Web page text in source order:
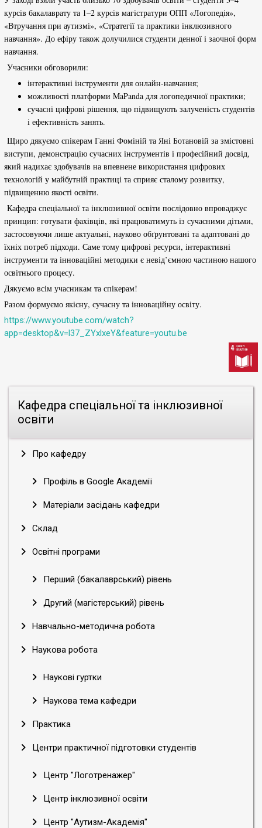
Кафедра спеціальної та інклюзивної
освіти
Про кафедру
Профіль в Google Академії
Матеріали засідань кафедри
Склад
Освітні програми
Перший (бакалаврський) рівень
Другий (магістерський) рівень
Навчально-методична робота
Наукова робота
Наукові гуртки
Наукова тема кафедри
Практика
Центри практичної підготовки студентів
Центр "Логотренажер"
Центр інклюзивної освіти
Центр "Аутизм-Академія"
курсів бакалаврату та 1–2 курсів магістратури ОПП «Логопедія»,
«Втручання при аутизмі», «Стратегії та практики інклюзивного
навчання». До ефіру також долучилися студенти денної і заочної форм
навчання.
Учасники обговорили:
інтерактивні інструменти для онлайн-навчання;
можливості платформи MaPanda для логопедичної практики;
сучасні цифрові рішення, що підвищують залученість студентів
і ефективність занять.
Щиро дякуємо спікерам Ганні Фоміній та Яні Ботановій за змістовні
виступи, демонстрацію сучасних інструментів і професійний досвід,
який надихає здобувачів на впевнене використання цифрових
технологій у майбутній практиці та сприяє сталому розвитку,
підвищенню якості освіти.
Кафедра спеціальної та інклюзивної освіти послідовно впроваджує
принцип: готувати фахівців, які працюватимуть із сучасними дітьми,
застосовуючи лише актуальні, науково обґрунтовані та адаптовані до
їхніх потреб підходи. Саме тому цифрові ресурси, інтерактивні
інструменти та інноваційні методики є невід’ємною частиною нашого
освітнього процесу.
Дякуємо всім учасникам та спікерам!
Разом формуємо якісну, сучасну та інноваційну освіту.
https://www.youtube.com/watch?
app=desktop&v=l37_ZYxlxeY&feature=youtu.be